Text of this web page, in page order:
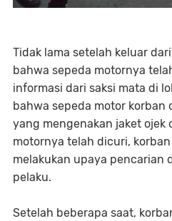
Tidak lama setelah keluar
bahwa sepeda motornya
informasi dari saksi mata di
bahwa sepeda motor korban
yang mengenakan jaket ojek
motornya telah dicuri,
melakukan upaya pencarian
pelaku.
Setelah beberapa saat,